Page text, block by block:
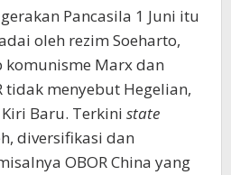
Pancasila 1 Juni itu
oleh rezim Soeharto,
komunisme Marx dan
tidak menyebut Hegelian,
Baru. Terkini state
diversifikasi dan
OBOR China yang